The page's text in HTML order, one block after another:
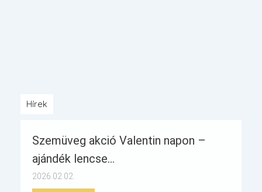
Hírek
Szemüveg akció Valentin napon –
ajándék lencse...
2026.02.02.